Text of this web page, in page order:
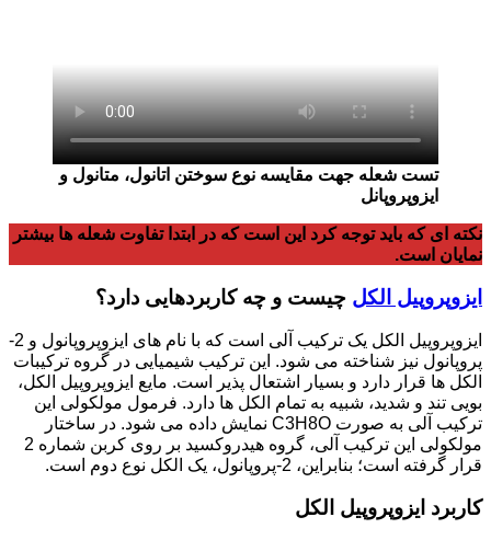
تست شعله جهت مقایسه نوع سوختن اتانول، متانول و
ایزوپروپانل
نکته ای که باید توجه کرد این است که در ابتدا تفاوت شعله ها بیشتر
نمایان است.
ایزوپروپیل الکل چیست و چه کاربردهایی دارد؟
ایزوپروپیل الکل یک ترکیب آلی است که با نام های ایزوپروپانول و 2-
پروپانول نیز شناخته می شود. این ترکیب شیمیایی در گروه ترکیبات
الکل ها قرار دارد و بسیار اشتعال پذیر است. مایع ایزوپروپیل الکل،
بویی تند و شدید، شبیه به تمام الکل ها دارد. فرمول مولکولی این
ترکیب آلی به صورت C3H8O نمایش داده می شود. در ساختار
مولکولی این ترکیب آلی، گروه هیدروکسید بر روی کربن شماره 2
قرار گرفته است؛ بنابراین، 2-پروپانول، یک الکل نوع دوم است.
کاربرد ایزوپروپیل الکل